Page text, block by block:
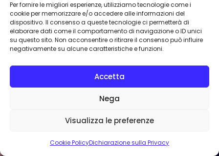
Per fornire le migliori esperienze, utilizziamo tecnologie come i
cookie per memorizzare e/o accedere alle informazioni del
dispositivo. Il consenso a queste tecnologie ci permetterà di
elaborare dati come il comportamento di navigazione o ID unici
su questo sito. Non acconsentire o ritirare il consenso può influire
negativamente su alcune caratteristiche e funzioni.
Accetta
Nega
Visualizza le preferenze
Cookie PolicyDichiarazione sulla Privacy
Dichiaro di aver preso visione dell’
personali, che saranno trattati ex Artt. 13-14 del
protezione dei dati personali, per le finalità ivi indicate.